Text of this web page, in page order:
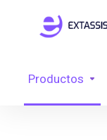
Productos